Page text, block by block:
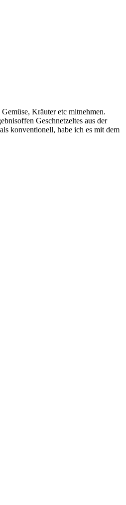
Kräuter etc mitnehmen.
Geschnetzeltes aus der
konventionell, habe ich es mit dem